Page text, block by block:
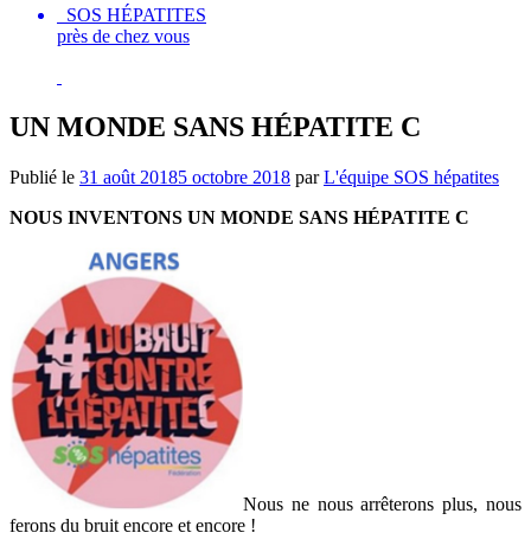
SOS HÉPATITES
près de chez vous
UN MONDE SANS HÉPATITE C
Publié le 31 août 20185 octobre 2018 parL'équipe SOS hépatites
NOUS INVENTONS UN MONDE SANS HÉPATITE C
Nous ne nous arrêterons plus, nous
ferons du bruit encore et encore !